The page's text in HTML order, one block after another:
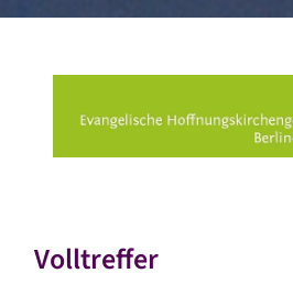
Volltreffer